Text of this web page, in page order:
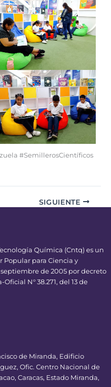
#SemillerosCientíficos
SIGUIENTE
Química (Cntq) es un
Popular para Ciencia y
de 2005 por decreto
N° 38.271, del 13 de
de Miranda, Edificio
Ofic. Centro Nacional de
Caracas, Estado Miranda,